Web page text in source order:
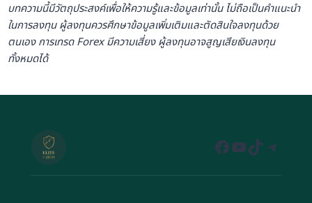
บทความนี้มีวัตถุประสงค์เพื่อให้ความรู้และข้อมูลเท่านั้น ไม่ถือเป็นคำแนะนำ
ในการลงทุน ผู้ลงทุนควรศึกษาข้อมูลเพิ่มเติมและตัดสินใจลงทุนด้วย
ตนเอง การเทรด Forex มีความเสี่ยง ผู้ลงทุนอาจสูญเสียเงินลงทุน
ทั้งหมดได้
Facebook
YouTube
TikTok